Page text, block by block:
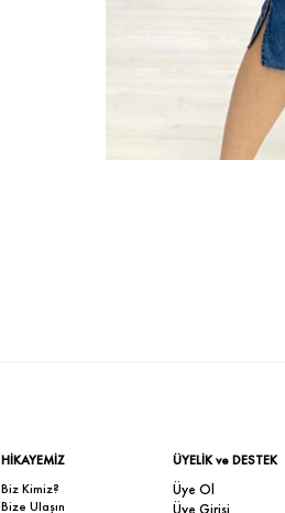
HİKAYEMİZ
Biz Kimiz?
Bize Ulaşın
ÜYELİK ve DESTEK
Üye Ol